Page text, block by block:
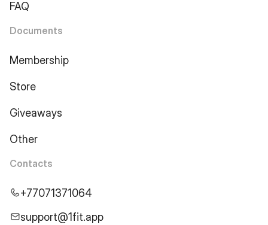
FAQ
Documents
Membership
Store
Giveaways
Other
Contacts
+77071371064
support@1fit.app